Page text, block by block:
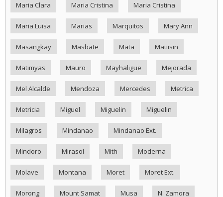
Maria Clara Maria Cristina Maria Cristina
Maria Luisa Marias Marquitos Mary Ann
Masangkay Masbate Mata Matiisin
Matimyas Mauro Mayhaligue Mejorada
Mel Alcalde Mendoza Mercedes Metrica
Metricia Miguel Miguelin Miguelin
Milagros Mindanao Mindanao Ext.
Mindoro Mirasol Mith Moderna
Molave Montana Moret Moret Ext.
Morong Mount Samat Musa N. Zamora